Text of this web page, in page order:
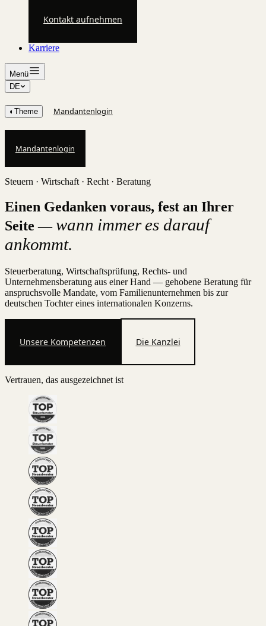
Kontakt aufnehmen
Karriere
Menü
DE
◐ Theme Mandantenlogin
Mandantenlogin
Steuern · Wirtschaft · Recht · Beratung
Einen Gedanken voraus, fest an Ihrer
Seite — wann immer es darauf
ankommt.
Steuerberatung, Wirtschaftsprüfung, Rechts- und
Unternehmensberatung aus einer Hand — gehobene Beratung für
anspruchsvolle Mandate, vom Familienunternehmen bis zur
deutschen Tochter eines internationalen Konzerns.
Unsere Kompetenzen Die Kanzlei
Vertrauen, das ausgezeichnet ist